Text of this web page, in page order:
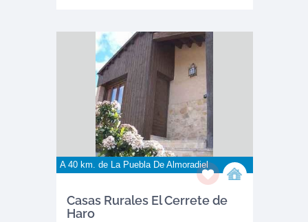
A 40 km. de La Puebla De Almoradiel
Casas Rurales El Cerrete de
Haro